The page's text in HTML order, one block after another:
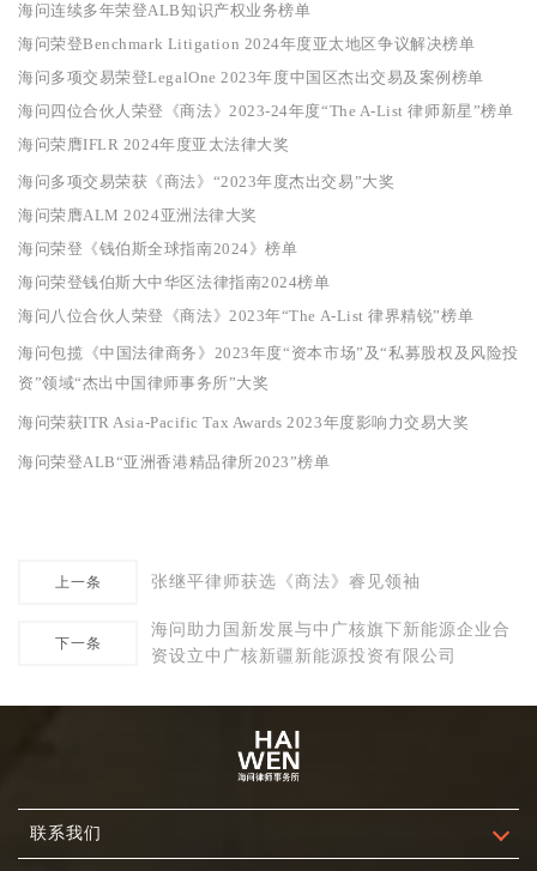
海问连续多年荣登ALB知识产权业务榜单
海问荣登Benchmark Litigation 2024年度亚太地区争议解决榜单
海问多项交易荣登LegalOne 2023年度中国区杰出交易及案例榜单
海问四位合伙人荣登《商法》2023-24年度“The A-List 律师新星”榜单
海问荣膺IFLR 2024年度亚太法律大奖
海问多项交易荣获《商法》“2023年度杰出交易”大奖
海问荣膺ALM 2024亚洲法律大奖
海问荣登《钱伯斯全球指南2024》榜单
海问荣登钱伯斯大中华区法律指南2024榜单
海问八位合伙人荣登《商法》2023年“The A-List 律界精锐”榜单
海问包揽《中国法律商务》2023年度“资本市场”及“私募股权及风险投
资”领域“杰出中国律师事务所”大奖
海问荣获ITR Asia-Pacific Tax Awards 2023年度影响力交易大奖
海问荣登ALB“亚洲香港精品律所2023”榜单
上一条 张继平律师获选《商法》睿见领袖
下一条
海问助力国新发展与中广核旗下新能源企业合
资设立中广核新疆新能源投资有限公司
2024年12月20日，汤森路透旗下《亚洲法律杂志》（ALB）公
联系我们